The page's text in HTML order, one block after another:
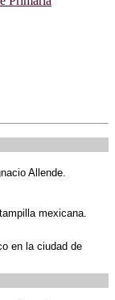
Allende.
mexicana.
en la ciudad de